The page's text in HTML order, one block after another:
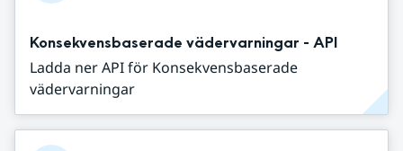
Konsekvensbaserade vädervarningar - API
Ladda ner API för Konsekvensbaserade
vädervarningar